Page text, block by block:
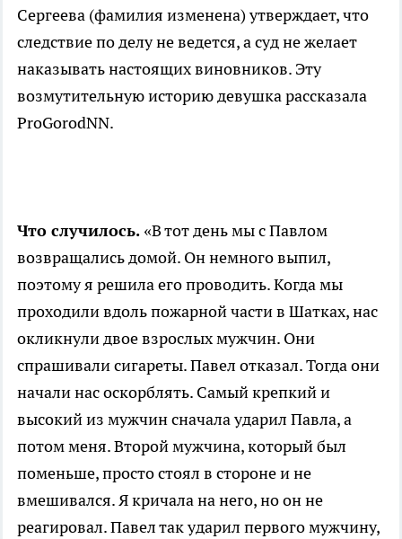
Сергеева (фамилия изменена) утверждает, что
следствие по делу не ведется, а суд не желает
наказывать настоящих виновников. Эту
возмутительную историю девушка рассказала
ProGorodNN.
Что случилось. «В тот день мы с Павлом
возвращались домой. Он немного выпил,
поэтому я решила его проводить. Когда мы
проходили вдоль пожарной части в Шатках, нас
окликнули двое взрослых мужчин. Они
спрашивали сигареты. Павел отказал. Тогда они
начали нас оскорблять. Самый крепкий и
высокий из мужчин сначала ударил Павла, а
потом меня. Второй мужчина, который был
поменьше, просто стоял в стороне и не
вмешивался. Я кричала на него, но он не
реагировал. Павел так ударил первого мужчину,